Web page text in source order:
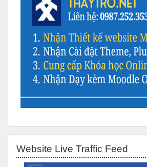
Website Live Traffic Feed